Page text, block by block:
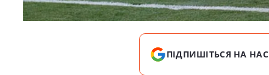
ПІДПИШІТЬСЯ НА НАС